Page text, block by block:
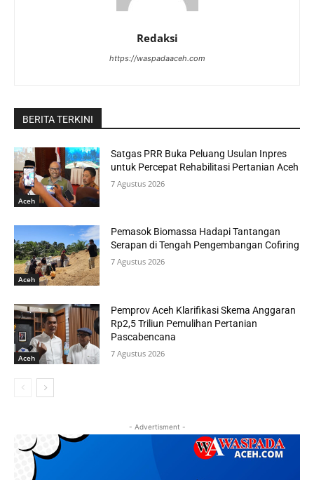
Redaksi
https://waspadaaceh.com
BERITA TERKINI
Aceh
Satgas PRR Buka Peluang Usulan Inpres
untuk Percepat Rehabilitasi Pertanian Aceh
7 Agustus 2026
Aceh
Pemasok Biomassa Hadapi Tantangan
Serapan di Tengah Pengembangan Cofiring
7 Agustus 2026
Aceh
Pemprov Aceh Klarifikasi Skema Anggaran
Rp2,5 Triliun Pemulihan Pertanian
Pascabencana
7 Agustus 2026
- Advertisment -